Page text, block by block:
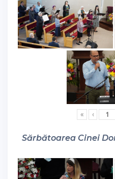
« ‹
Sărbătoarea Cinei